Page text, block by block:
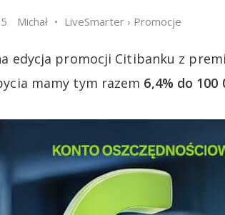
Michał LiveSmarter › Promocje
edycja promocji Citibanku z
mamy tym razem 6,4% do 100